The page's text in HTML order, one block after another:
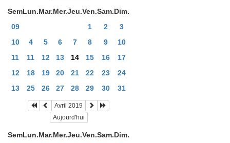
SemLun.Mar.Mer.Jeu.Ven.Sam.Dim.
09
1 2
3
10
4 5 6 7 8 9
10
11
11 12 13 14 15 16
17
12
18 19 20 21 22 23
24
13
25 26 27 28 29 30 31
Avril 2019
Aujourd'hui
SemLun.Mar.Mer.Jeu.Ven.Sam.Dim.